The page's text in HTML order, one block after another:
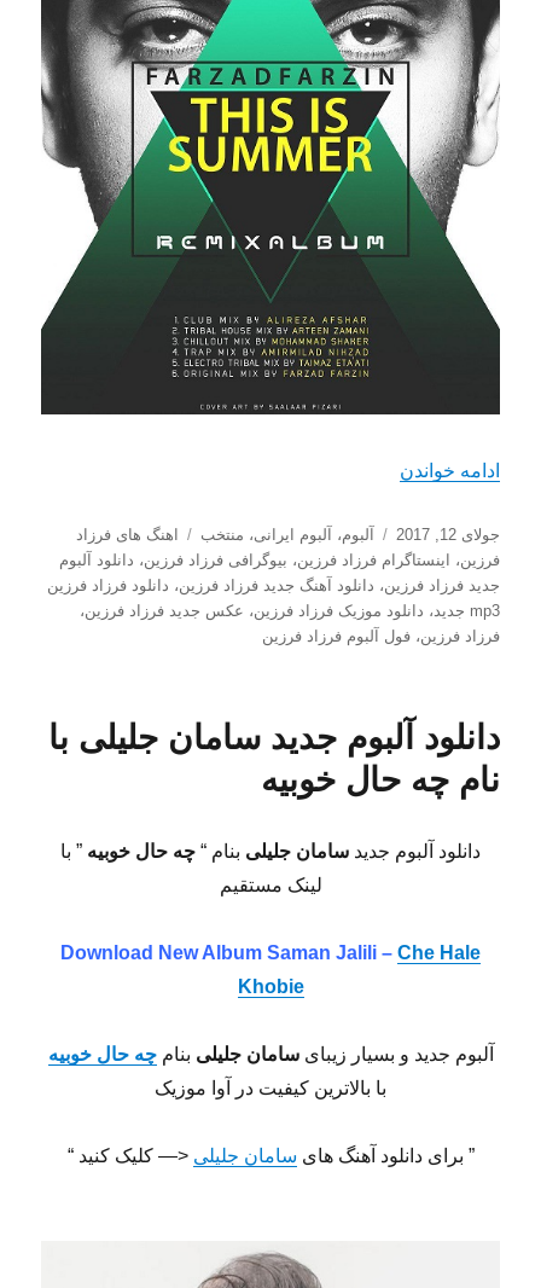
ادامه خواندن
ارسال
شده
در
جولای 12, 2017 دسته‌ها
آلبوم، آلبوم ایرانی، منتخب برچسب‌ها
اهنگ های فرزاد
فرزین، اینستاگرام فرزاد فرزین، بیوگرافی فرزاد فرزین، دانلود آلبوم
جدید فرزاد فرزین، دانلود آهنگ جدید فرزاد فرزین، دانلود فرزاد فرزین
mp3 جدید
، دانلود موزیک فرزاد فرزین، عکس جدید فرزاد فرزین،
فرزاد فرزین،فول آلبوم فرزاد فرزین
دانلود آلبوم جدید سامان جلیلی با
نام چه حال خوبیه
دانلود آلبوم جدید سامان جلیلی بنام “ چه حال خوبیه ” با
لینک مستقیم
Download New Album Saman Jalili – Che Hale
Khobie
آلبوم جدید و بسیار زیبایسامان جلیلی بنامچه حال خوبیه
با بالاترین کیفیت در آوا موزیک
” برای دانلود آهنگ های سامان جلیلی <— کلیک کنید “